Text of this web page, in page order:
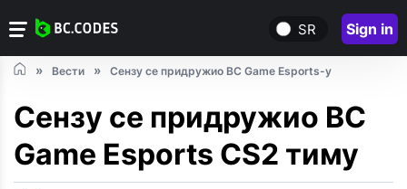
SR Sign in
Вести Сензу се придружио BC Game Esports-у
Сензу се придружио BC
Game Esports CS2 тиму